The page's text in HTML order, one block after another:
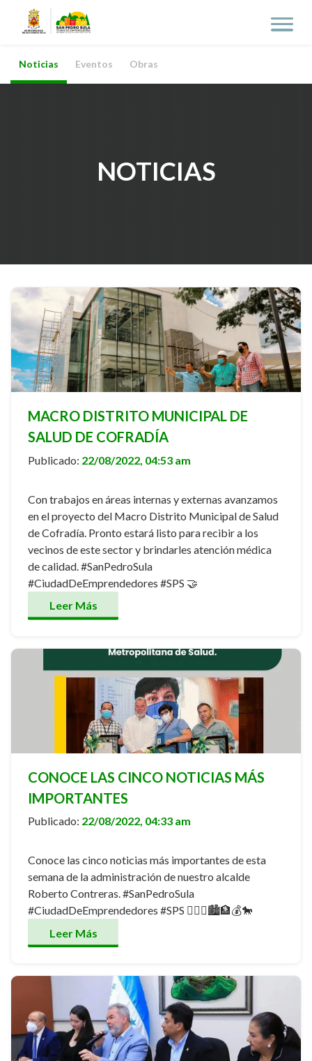
Noticias Eventos Obras
NOTICIAS
MACRO DISTRITO MUNICIPAL DE
SALUD DE COFRADÍA
Publicado: 22/08/2022, 04:53 am
Con trabajos en áreas internas y externas avanzamos
en el proyecto del Macro Distrito Municipal de Salud
de Cofradía. Pronto estará listo para recibir a los
vecinos de este sector y brindarles atención médica
de calidad. #SanPedroSula
#CiudadDeEmprendedores #SPS 🤝
Leer Más
CONOCE LAS CINCO NOTICIAS MÁS
IMPORTANTES
Publicado: 22/08/2022, 04:33 am
Conoce las cinco noticias más importantes de esta
semana de la administración de nuestro alcalde
Roberto Contreras. #SanPedroSula
#CiudadDeEmprendedores #SPS 👩🏻‍⚕️🏙🏦💰🐎
Leer Más